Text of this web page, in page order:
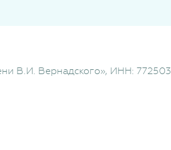
В.И. Вернадского», ИНН: